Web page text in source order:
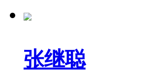
张继聪